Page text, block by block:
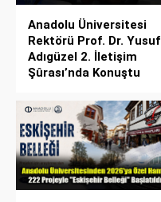
Anadolu Üniversitesi
Rektörü Prof. Dr. Yusuf
Adıgüzel 2. İletişim
Şûrası’nda Konuştu